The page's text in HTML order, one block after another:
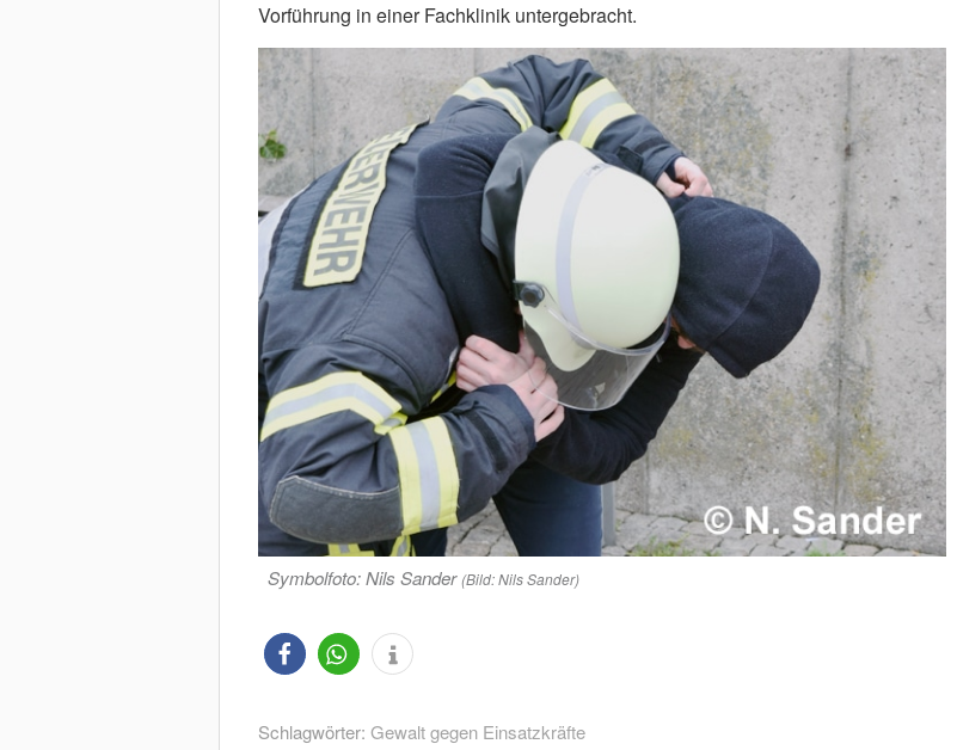
Vorführung in einer Fachklinik untergebracht.
Symbolfoto: Nils Sander (Bild: Nils Sander)
Schlagwörter: Gewalt gegen Einsatzkräfte